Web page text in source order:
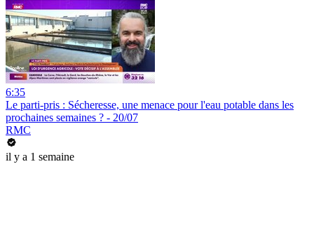
6:35
Le parti-pris : Sécheresse, une menace pour l'eau potable dans les
prochaines semaines ? - 20/07
RMC
il y a 1 semaine